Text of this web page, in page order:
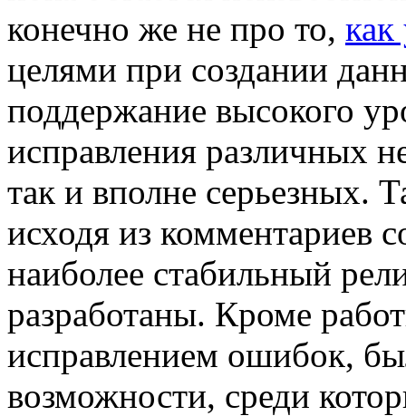
конечно же не про то, как
целями при создании
поддержание высокого
исправления различных
так и вполне серьезных.
исходя из комментариев
наиболее стабильный
разработаны. Кроме
исправлением ошибок,
возможности, среди